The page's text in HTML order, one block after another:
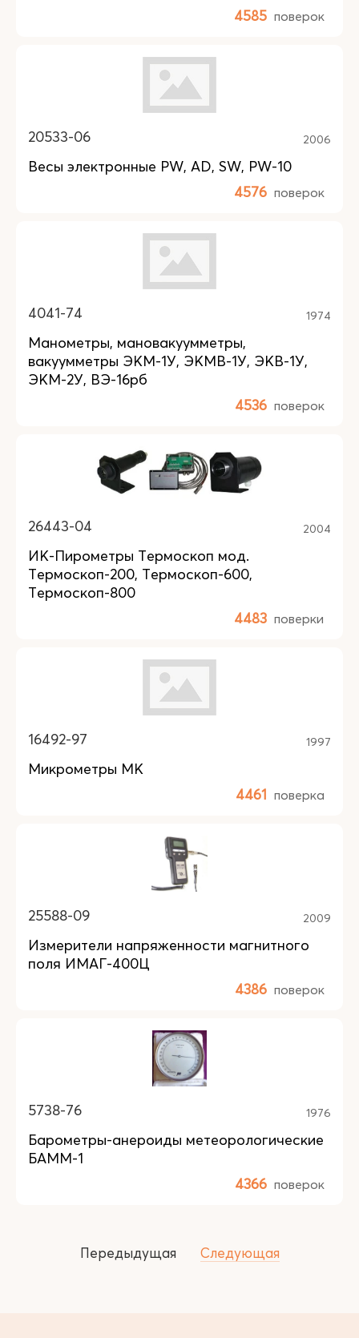
4585 поверок
20533-06 2006
Весы электронные PW, AD, SW, PW-10
4576 поверок
4041-74 1974
Манометры, мановакуумметры,
вакуумметры ЭКМ-1У, ЭКМВ-1У, ЭКВ-1У,
ЭКМ-2У, ВЭ-16рб
4536 поверок
26443-04 2004
ИК-Пирометры Термоскоп мод.
Термоскоп-200, Термоскоп-600,
Термоскоп-800
4483 поверки
16492-97 1997
Микрометры МК
4461 поверка
25588-09 2009
Измерители напряженности магнитного
поля ИМАГ-400Ц
4386 поверок
5738-76 1976
Барометры-анероиды метеорологические
БАММ-1
4366 поверок
Передыдущая Следующая